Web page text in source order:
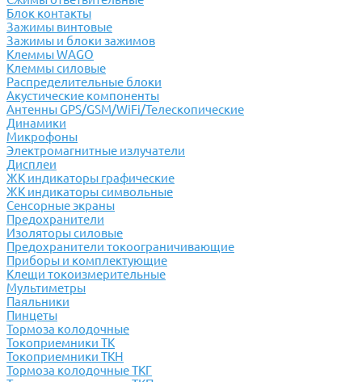
Блок контакты
Зажимы винтовые
Зажимы и блоки зажимов
Клеммы WAGO
Клеммы силовые
Распределительные блоки
Акустические компоненты
Антенны GPS/GSM/WiFi/Телескопические
Динамики
Микрофоны
Электромагнитные излучатели
Дисплеи
ЖК индикаторы графические
ЖК индикаторы символьные
Сенсорные экраны
Предохранители
Изоляторы силовые
Предохранители токоограничивающие
Приборы и комплектующие
Клещи токоизмерительные
Мультиметры
Паяльники
Пинцеты
Тормоза колодочные
Токоприемники ТК
Токоприемники ТКН
Тормоза колодочные ТКГ